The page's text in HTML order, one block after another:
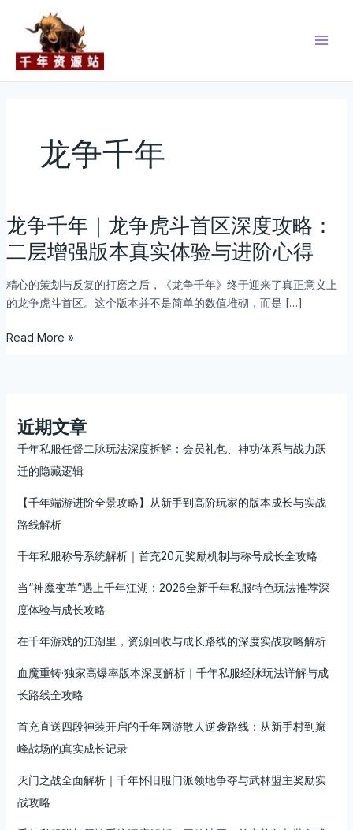
龙争千年
龙争千年｜龙争虎斗首区深度攻略：
二层增强版本真实体验与进阶心得
精心的策划与反复的打磨之后，《龙争千年》终于迎来了真正意义上
的龙争虎斗首区。这个版本并不是简单的数值堆砌，而是 […]
龙
争
千
｜
龙
略：
Read More »
近期文章
千年私服任督二脉玩法深度拆解：会员礼包、神功体系与战力跃
迁的隐藏逻辑
【千年端游进阶全景攻略】从新手到高阶玩家的版本成长与实战
路线解析
千年私服称号系统解析｜首充20元奖励机制与称号成长全攻略
当“神魔变革”遇上千年江湖：2026全新千年私服特色玩法推荐深
度体验与成长攻略
在千年游戏的江湖里，资源回收与成长路线的深度实战攻略解析
血魔重铸·独家高爆率版本深度解析｜千年私服经脉玩法详解与成
长路线全攻略
首充直送四段神装开启的千年网游散人逆袭路线：从新手村到巅
峰战场的真实成长记录
灭门之战全面解析｜千年怀旧服门派领地争夺与武林盟主奖励实
战攻略